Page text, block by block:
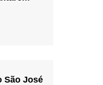
São José